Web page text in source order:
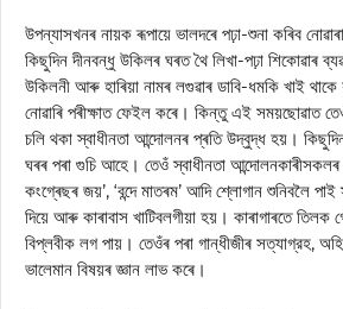
উপন্যাসখনৰ নায়ক ৰূপায়ে ভালদৰে পঢ়া-শুনা কৰিব
কিছুদিন দীনবন্ধু উকিলৰ ঘৰত থৈ লিখা-পঢ়া শিকোৱাৰ
উকিলনী আৰু হাৰিয়া নামৰ লগুৱাৰ ডাবি-ধমকি খাই
নোৱাৰি পৰীক্ষাত ফেইল কৰে। কিন্তু এই সময়ছোৱাত তেওঁ
চলি থকা স্বাধীনতা আন্দোলনৰ প্ৰতি উদ্বুদ্ধ হয়।
ঘৰৰ পৰা গুচি আহে। তেওঁ স্বাধীনতা আন্দোলনকাৰীসকলৰ
কংগ্ৰেছৰ জয়’, ‘বন্দে মাতৰম’ আদি শ্লোগান শুনিবলৈ
দিয়ে আৰু কাৰাবাস খাটিবলগীয়া হয়। কাৰাগাৰতে তিলক
বিপ্লবীক লগ পায়। তেওঁৰ পৰা গান্ধীজীৰ সত্যাগ্রহ,
ভালেমান বিষয়ৰ জ্ঞান লাভ কৰে।